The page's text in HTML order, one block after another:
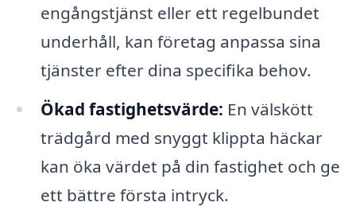
engångstjänst eller ett regelbundet
underhåll, kan företag anpassa sina
tjänster efter dina specifika behov.
Ökad fastighetsvärde: En välskött
trädgård med snyggt klippta häckar
kan öka värdet på din fastighet och ge
ett bättre första intryck.